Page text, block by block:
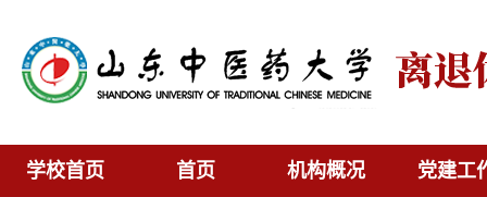
学校首页 首页 机构概况 党建工